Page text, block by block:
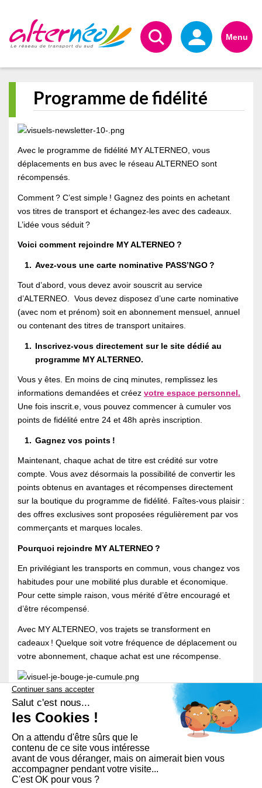
Menu
Programme de fidélité
Avec le programme de fidélité MY ALTERNEO, vous
déplacements en bus avec le réseau ALTERNEO sont
récompensés.
Comment ? C’est simple ! Gagnez des points en achetant
vos titres de transport et échangez-les avec des cadeaux.
L’idée vous séduit ?
Voici comment rejoindre MY ALTERNEO ?
Avez-vous une carte nominative PASS’NGO ?
Tout d’abord, vous devez avoir souscrit au service
d’ALTERNEO. Vous devez disposez d’une carte nominative
(avec nom et prénom) soit en abonnement mensuel, annuel
ou contenant des titres de transport unitaires.
Inscrivez-vous directement sur le site dédié au
programme MY ALTERNEO.
Vous y êtes. En moins de cinq minutes, remplissez les
informations demandées et créez votre espace personnel.
Une fois inscrit.e, vous pouvez commencer à cumuler vos
points de fidélité entre 24 et 48h après inscription.
Gagnez vos points !
Maintenant, chaque achat de titre est crédité sur votre
compte. Vous avez désormais la possibilité de convertir les
points obtenus en avantages et récompenses directement
sur la boutique du programme de fidélité. Faîtes-vous plaisir :
des offres exclusives sont proposées régulièrement par vos
commerçants et marques locales.
Pourquoi rejoindre MY ALTERNEO ?
En privilégiant les transports en commun, vous changez vos
habitudes pour une mobilité plus durable et économique.
Pour cette simple raison, vous mérité d’être encouragé et
d’être récompensé.
Avec MY ALTERNEO, vos trajets se transforment en
cadeaux ! Quelque soit votre fréquence de déplacement ou
votre abonnement, chaque achat est une récompense.
C’est simple comme bonjour. Répétez avec nous :
je cumule, j’achète !
Plus d'informations
:www.myalterneo.re